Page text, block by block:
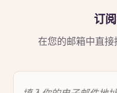
订
在您的邮箱中直